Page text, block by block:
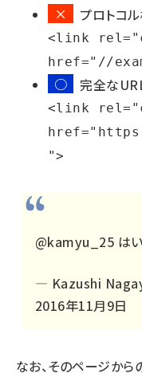
× プロトコ
<link
href="//
○ 完全な
<link
">
@kamyu_25 は
— Kazushi
2016年11月9日
なお、そのページか